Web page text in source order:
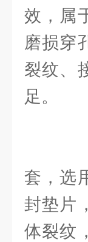
效，属
磨损穿
裂纹、
足。
套，选
封垫片
体裂纹